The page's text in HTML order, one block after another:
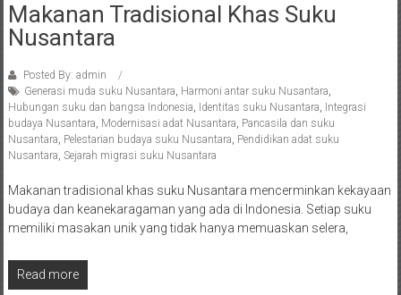
Makanan Tradisional Khas Suku
Nusantara
Posted By: admin
Generasi muda suku Nusantara, Harmoni antar suku Nusantara,
Hubungan suku dan bangsa Indonesia, Identitas suku Nusantara, Integrasi
budaya Nusantara, Modernisasi adat Nusantara, Pancasila dan suku
Nusantara, Pelestarian budaya suku Nusantara, Pendidikan adat suku
Nusantara, Sejarah migrasi suku Nusantara
Makanan tradisional khas suku Nusantara mencerminkan kekayaan
budaya dan keanekaragaman yang ada di Indonesia. Setiap suku
memiliki masakan unik yang tidak hanya memuaskan selera,
Read more